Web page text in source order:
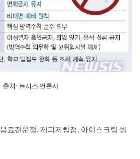
출처: 뉴시스 언론사
료전문점, 제과제빵점, 아이스크림·빙